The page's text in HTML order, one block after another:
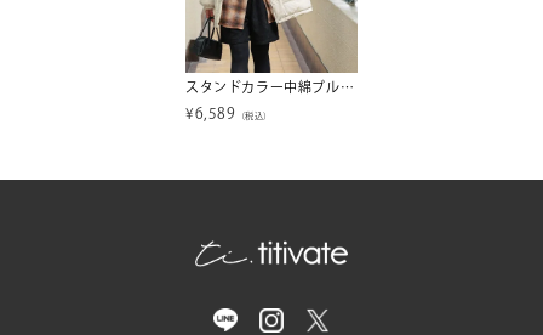
スタンドカラー中綿ブルゾン
¥6,589 （税込）